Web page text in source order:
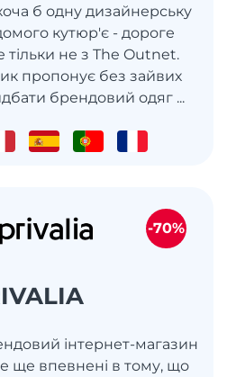
б одну дизайнерську
кутюр'є - дороге
не з The Outnet.
пропонує без зайвих
брендовий одяг ...
інтернет-магазин
ще впевнені в тому, що
-70%